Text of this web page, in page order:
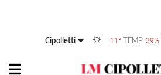
Cipolletti 11°TEMP 39%